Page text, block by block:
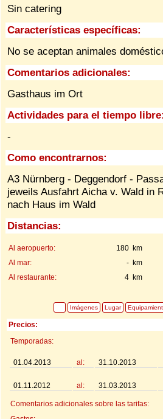
Sin catering
Características específicas:
No se aceptan animales
Comentarios adicionales:
Gasthaus im Ort
Actividades para el tiempo
-
Como encontrarnos:
A3 Nürnberg - Deggendorf -
jeweils Ausfahrt Aicha v. Wald in
nach Haus im Wald
Distancias:
180 km
Al aeropuerto:
- km
Al mar:
4 km
Al restaurante:
Imágenes Lugar
Precios:
Temporadas:
01.04.2013 al: 31.10.2013
01.11.2012 al: 31.03.2013
Comentarios adicionales sobre las tarifas: